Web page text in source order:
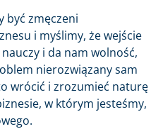
być zmęczeni
i myślimy, że wejście
i da nam wolność,
nierozwiązany sam
wrócić i zrozumieć naturę
w którym jesteśmy,